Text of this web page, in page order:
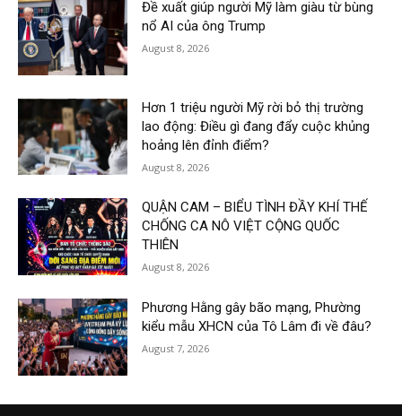
Đề xuất giúp người Mỹ làm giàu từ bùng
nổ AI của ông Trump
August 8, 2026
Hơn 1 triệu người Mỹ rời bỏ thị trường
lao động: Điều gì đang đẩy cuộc khủng
hoảng lên đỉnh điểm?
August 8, 2026
QUẬN CAM – BIỂU TÌNH ĐẦY KHÍ THẾ
CHỐNG CA NÔ VIỆT CỘNG QUỐC
THIÊN
August 8, 2026
Phương Hằng gây bão mạng, Phường
kiểu mẫu XHCN của Tô Lâm đi về đâu?
August 7, 2026